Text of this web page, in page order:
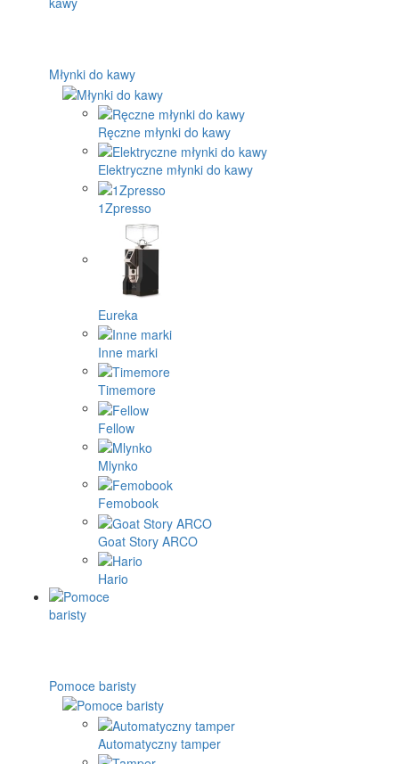
Młynki do kawy
Ręczne młynki do kawy
Elektryczne młynki do kawy
1Zpresso
Eureka
Inne marki
Timemore
Fellow
Mlynko
Femobook
Goat Story ARCO
Hario
Pomoce baristy
Automatyczny tamper